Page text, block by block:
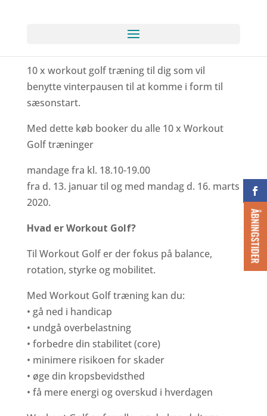
ÅBNINGSTIDER
10 x workout golf træning til dig som vil
benytte vinterpausen til at komme i form til
sæsonstart.
Med dette køb booker du alle 10 x Workout
Golf træninger
mandage fra kl. 18.10-19.00
fra d. 13. januar til og med mandag d. 16. marts
2020.
Hvad er Workout Golf?
Til Workout Golf er der fokus på balance,
rotation, styrke og mobilitet.
Med Workout Golf træning kan du:
• gå ned i handicap
• undgå overbelastning
• forbedre din stabilitet (core)
• minimere risikoen for skader
• øge din kropsbevidsthed
• få mere energi og overskud i hverdagen